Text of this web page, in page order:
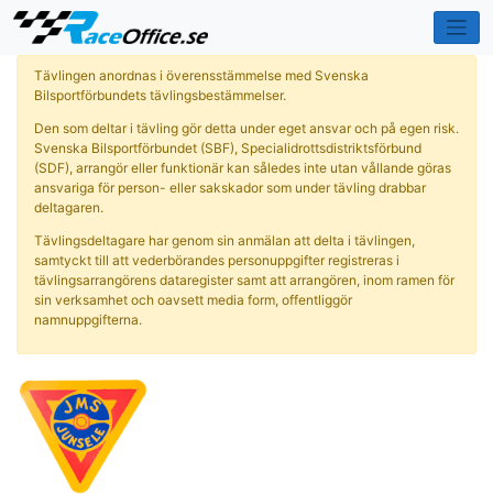
Tävlingen anordnas i överensstämmelse med Svenska
Bilsportförbundets tävlingsbestämmelser.
Den som deltar i tävling gör detta under eget ansvar och på egen risk.
Svenska Bilsportförbundet (SBF), Specialidrottsdistriktsförbund
(SDF), arrangör eller funktionär kan således inte utan vållande göras
ansvariga för person- eller sakskador som under tävling drabbar
deltagaren.
Tävlingsdeltagare har genom sin anmälan att delta i tävlingen,
samtyckt till att vederbörandes personuppgifter registreras i
tävlingsarrangörens dataregister samt att arrangören, inom ramen för
sin verksamhet och oavsett media form, offentliggör
namnuppgifterna.